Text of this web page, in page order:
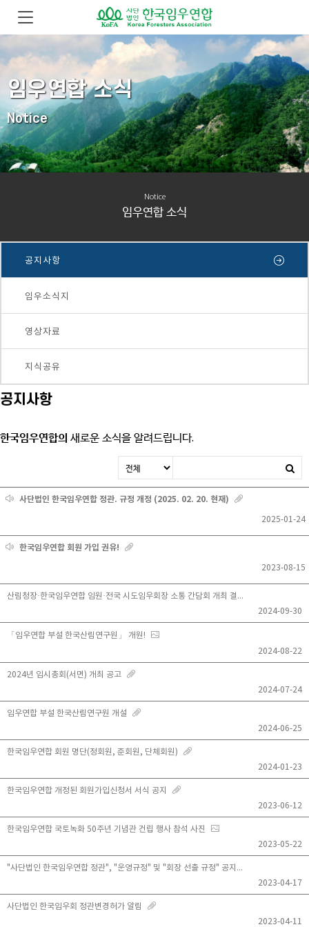
임우연합 소식
Notice
Notice
임우연합 소식
공지사항
임우소식지
영상자료
지식공유
공지사항
한국임우연합의 새로운 소식을 알려드립니다.
사단법인 한국임우연합 정관. 규정 개정 (2025. 02. 20. 현재)
2025-01-24
한국임우연합 회원 가입 권유!
2023-08-15
산림청장·한국임우연합 임원·전국 시도임우회장 소통 간담회 개최 결과!
2024-09-30
「임우연합 부설 한국산림연구원」 개원!
2024-08-22
2024년 임시총회(서면) 개최 공고
2024-07-24
임우연합 부설 한국산림연구원 개설
2024-06-25
한국임우연합 회원 명단(정회원, 준회원, 단체회원)
2024-01-23
한국임우연합 개정된 회원가입신청서 서식 공지
2023-06-12
한국임우연합 국토녹화 50주년 기념관 건립 행사 참석 사진
2023-05-22
"사단법인 한국임우연합 정관", "운영규정" 및 "회장 선출 규정" 공지
2023-04-17
사단법인 한국임우회 정관변경허가 알림
2023-04-11